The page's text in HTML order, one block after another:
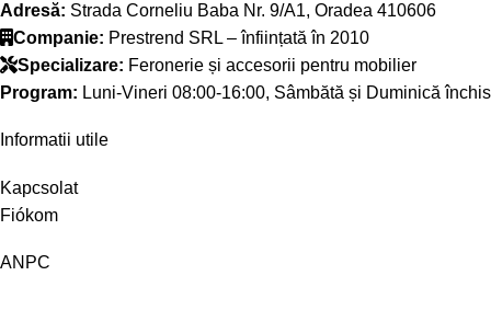
Adresă: Strada Corneliu Baba Nr. 9/A1, Oradea 410606
Companie: Prestrend SRL – înființată în 2010
Specializare: Feronerie și accesorii pentru mobilier
Program: Luni-Vineri 08:00-16:00, Sâmbătă și Duminică închis
Informatii utile
Kapcsolat
Fiókom
ANPC